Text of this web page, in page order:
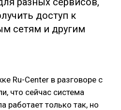
доступ к
сетям и другим
Ru-Center в разговоре с
что сейчас система
работает только так, но